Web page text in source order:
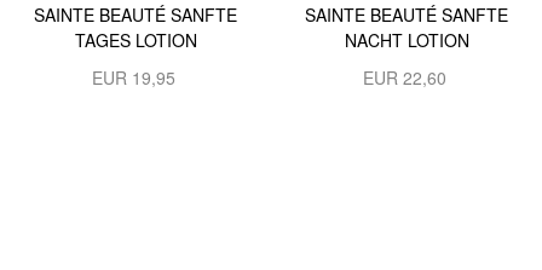
SAINTE BEAUTÉ SANFTE
TAGES LOTION
EUR 19,95
SAINTE BEAUTÉ SANFTE
NACHT LOTION
EUR 22,60